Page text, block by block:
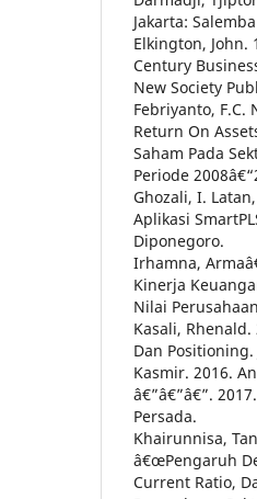
Jakarta:
Elkington, John.
Century
New Society
Febriyanto, F.C.
Return On
Saham Pada
Periode
Ghozali, I.
Aplikasi
Diponegoro.
Irhamna,
Kinerja
Nilai
Kasali,
Dan Positioning.
Kasmir. 2016.
â€”â€”â€”.
Persada.
Khairunnisa,
â€œPengaruh
Current Ratio,